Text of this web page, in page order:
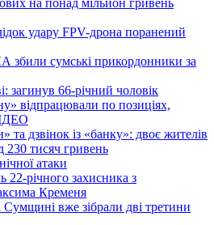
на понад мільйон гривень
удару FPV-дрона поранений
збили сумські прикордонники за
загинув 66-річний чоловік
відпрацювали по позиціях,
та дзвінок із «банку»: двоє жителів
тисяч гривень
атаки
22-річного захисника з
Кременя
вже зібрали дві третини